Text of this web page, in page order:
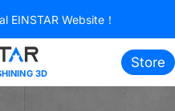
EINSTAR Website！
3D
Store